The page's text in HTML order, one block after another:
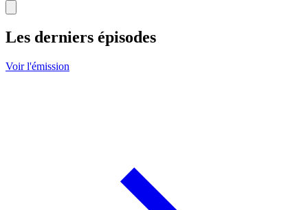
Les derniers épisodes
Voir l'émission